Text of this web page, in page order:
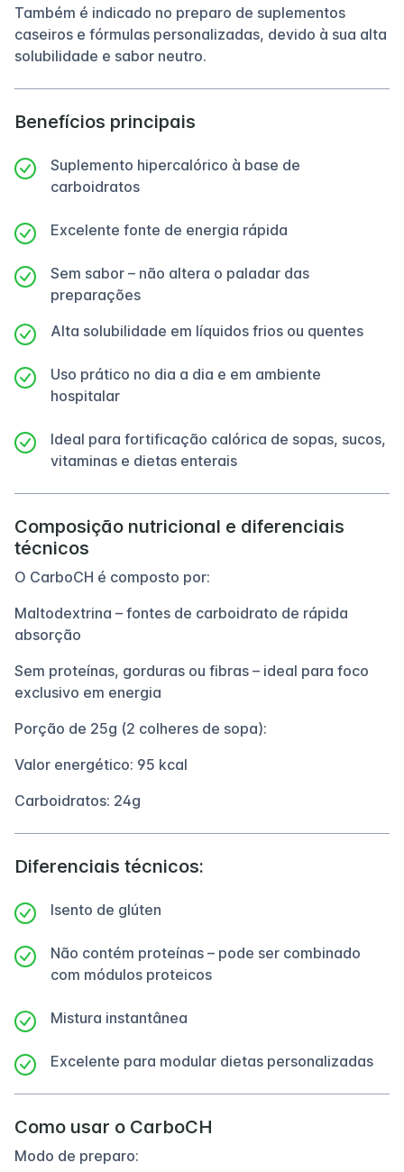
Também é indicado no preparo de suplementos
caseiros e fórmulas personalizadas, devido à sua alta
solubilidade e sabor neutro.
Benefícios principais
Suplemento hipercalórico à base de
carboidratos
Excelente fonte de energia rápida
Sem sabor – não altera o paladar das
preparações
Alta solubilidade em líquidos frios ou quentes
Uso prático no dia a dia e em ambiente
hospitalar
Ideal para fortificação calórica de sopas, sucos,
vitaminas e dietas enterais
Composição nutricional e diferenciais
técnicos
O CarboCH é composto por:
Maltodextrina – fontes de carboidrato de rápida
absorção
Sem proteínas, gorduras ou fibras – ideal para foco
exclusivo em energia
Porção de 25g (2 colheres de sopa):
Valor energético: 95 kcal
Carboidratos: 24g
Diferenciais técnicos:
Isento de glúten
Não contém proteínas – pode ser combinado
com módulos proteicos
Mistura instantânea
Excelente para modular dietas personalizadas
Como usar o CarboCH
Modo de preparo: